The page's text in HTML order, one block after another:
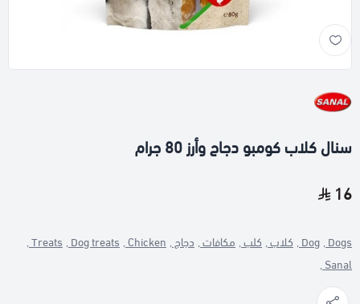
سنال كلاب كومبو دجاج وأرز 80 جرام
16
Dogs ,
Dog , كلاب , كلب , مكافات , دجاج , Chicken ,
Dog treats ,
Treats ,
Sanal ,